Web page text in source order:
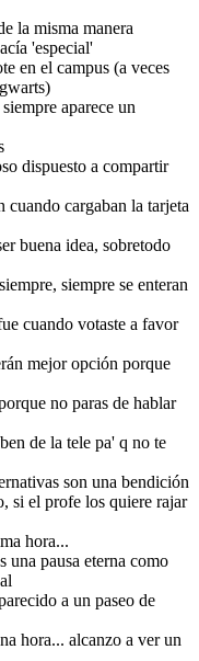
la misma manera
'especial'
en el campus (a veces
aparece un
dispuesto a compartir
cuando cargaban la tarjeta
buena idea, sobretodo
siempre se enteran
cuando votaste a favor
mejor opción porque
no paras de hablar
de la tele pa' q no te
son una bendición
si el profe los quiere rajar
hora...
una pausa eterna como
a un paseo de
hora... alcanzo a ver un